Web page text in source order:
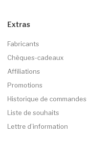
Extras
Fabricants
Chèques-cadeaux
Affiliations
Promotions
Historique de commandes
Liste de souhaits
Lettre d’information